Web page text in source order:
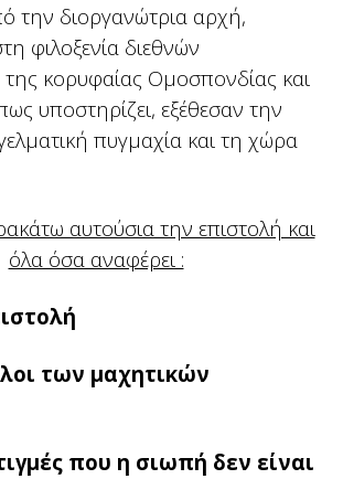
την διοργανώτρια αρχή,
φιλοξενία διεθνών
κορυφαίας Ομοσπονδίας και
υποστηρίζει, εξέθεσαν την
πυγμαχία και τη χώρα
αυτούσια την επιστολή και
όλα όσα αναφέρει :
των μαχητικών
που η σιωπή δεν είναι